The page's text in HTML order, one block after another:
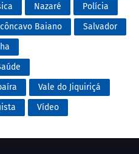
Nazaré
Polícia
Baiano
Salvador
Vale do Jiquiriçá
Vídeo